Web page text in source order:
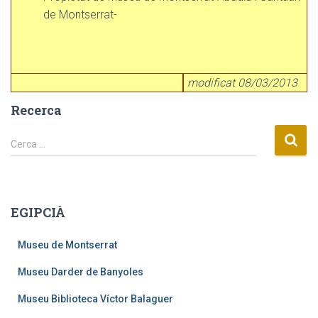
de Montserrat-
modificat 08/03/2013
Recerca
C
e
:
Cerca …
EGIPCIÀ
Museu de Montserrat
Museu Darder de Banyoles
Museu Biblioteca Víctor Balaguer